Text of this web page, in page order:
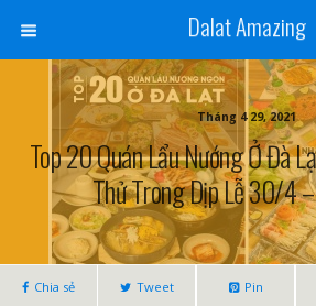
Dalat Amazing
Tháng 4 29, 2021
Top 20 Quán Lẩu Nướng Ở Đà
Thử Trong Dịp Lễ 30/4
Chia sẻ Tweet Pin